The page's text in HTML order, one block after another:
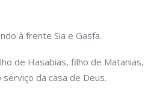
à frente Sia e Gasfa.
de Hasabias, filho de Matanias,
da casa de Deus.